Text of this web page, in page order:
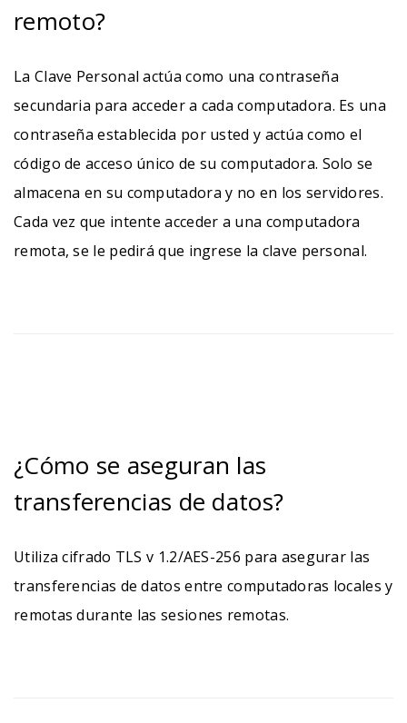
remoto?
La Clave Personal actúa como una contraseña
secundaria para acceder a cada computadora. Es una
contraseña establecida por usted y actúa como el
código de acceso único de su computadora. Solo se
almacena en su computadora y no en los servidores.
Cada vez que intente acceder a una computadora
remota, se le pedirá que ingrese la clave personal.
¿Cómo se aseguran las
transferencias de datos?
Utiliza cifrado TLS v 1.2/AES-256 para asegurar las
transferencias de datos entre computadoras locales y
remotas durante las sesiones remotas.